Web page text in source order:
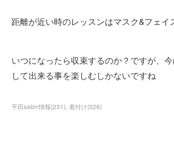
距離が近い時のレッスンはマスク&フェイ
いつになったら収束するのか？ですが、
して出来る事を楽しむしかないですね
平田salon情報(231) 着付け(326)